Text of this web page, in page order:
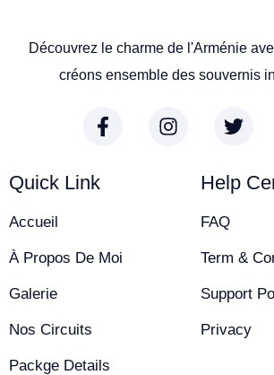
Découvrez le charme de l'Arménie
créons ensemble des souvernis
Quick Link
Accueil
À Propos De Moi
Galerie
Nos Circuits
Packge Details
Help
FAQ
Term &
Support
Privacy